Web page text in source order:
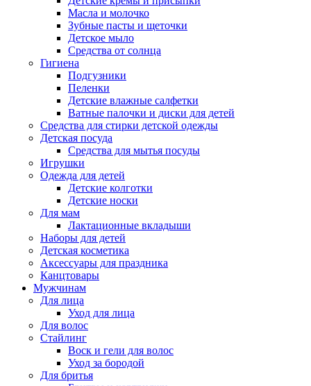
Масла и молочко
Зубные пасты и щеточки
Детское мыло
Средства от солнца
Гигиена
Подгузники
Пеленки
Детские влажные салфетки
Ватные палочки и диски для детей
Средства для стирки детской одежды
Детская посуда
Средства для мытья посуды
Игрушки
Одежда для детей
Детские колготки
Детские носки
Для мам
Лактационные вкладыши
Наборы для детей
Детская косметика
Аксессуары для праздника
Канцтовары
Мужчинам
Для лица
Уход для лица
Для волос
Стайлинг
Воск и гели для волос
Уход за бородой
Для бритья